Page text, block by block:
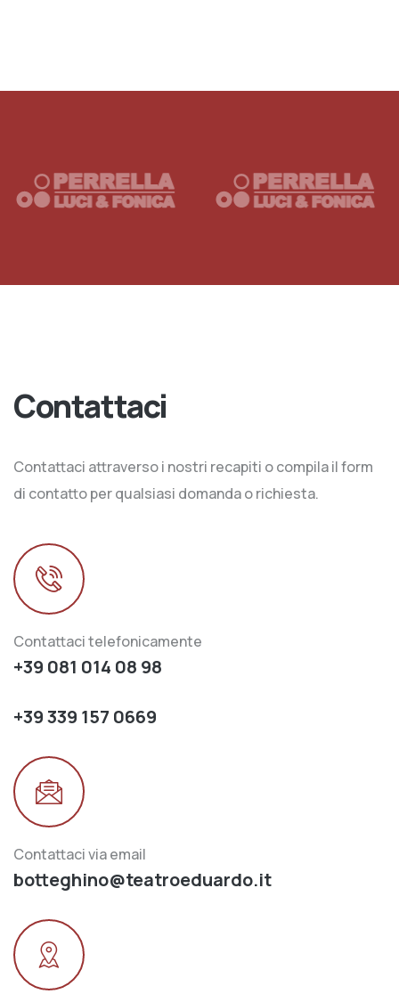
Contattaci
Contattaci attraverso i nostri recapiti o compila il form
di contatto per qualsiasi domanda o richiesta.
Contattaci telefonicamente
+39 081 014 08 98
+39 339 157 0669
Contattaci via email
botteghino@teatroeduardo.it